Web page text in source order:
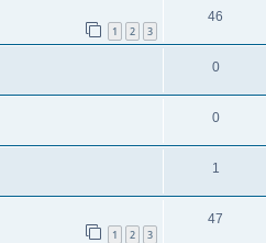
1 2 3
46
0
0
1
1 2 3
47